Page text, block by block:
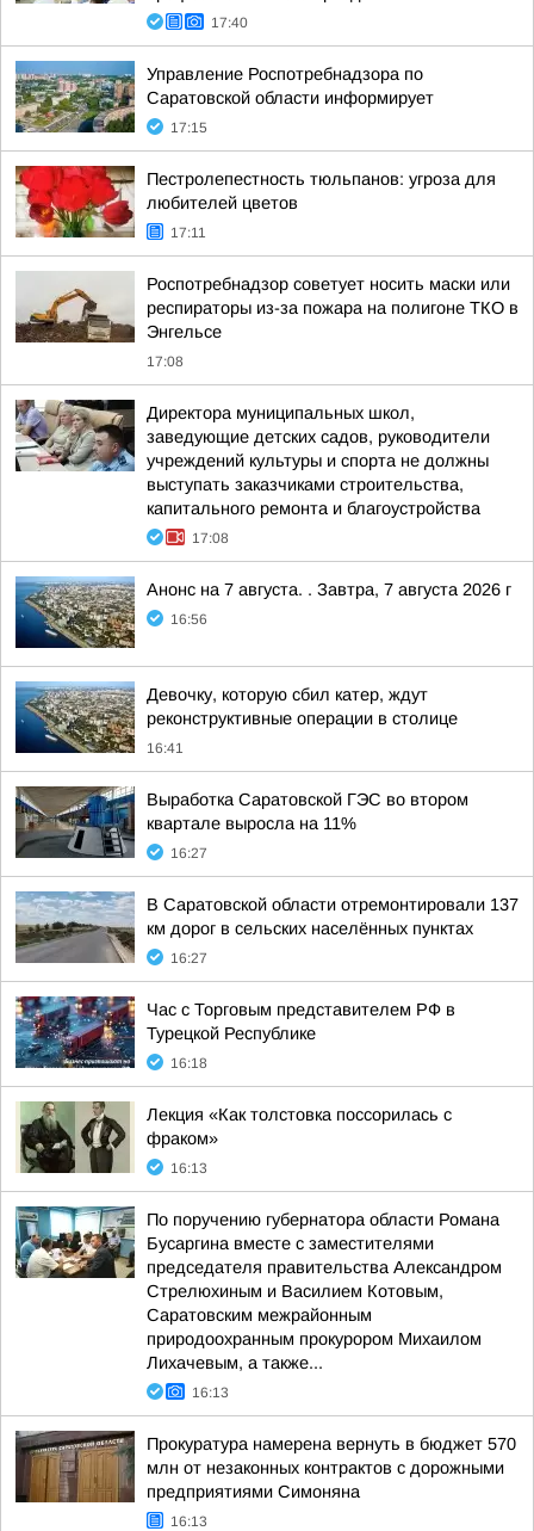
17:40
Управление Роспотребнадзора по
Саратовской области информирует
17:15
Пестролепестность тюльпанов: угроза для
любителей цветов
17:11
Роспотребнадзор советует носить маски или
респираторы из-за пожара на полигоне ТКО в
Энгельсе
17:08
Директора муниципальных школ,
заведующие детских садов, руководители
учреждений культуры и спорта не должны
выступать заказчиками строительства,
капитального ремонта и благоустройства
17:08
Анонс на 7 августа. . Завтра, 7 августа 2026 г
16:56
Девочку, которую сбил катер, ждут
реконструктивные операции в столице
16:41
Выработка Саратовской ГЭС во втором
квартале выросла на 11%
16:27
В Саратовской области отремонтировали 137
км дорог в сельских населённых пунктах
16:27
Час с Торговым представителем РФ в
Турецкой Республике
16:18
Лекция «Как толстовка поссорилась с
фраком»
16:13
По поручению губернатора области Романа
Бусаргина вместе с заместителями
председателя правительства Александром
Стрелюхиным и Василием Котовым,
Саратовским межрайонным
природоохранным прокурором Михаилом
Лихачевым, а также...
16:13
Прокуратура намерена вернуть в бюджет 570
млн от незаконных контрактов с дорожными
предприятиями Симоняна
16:13